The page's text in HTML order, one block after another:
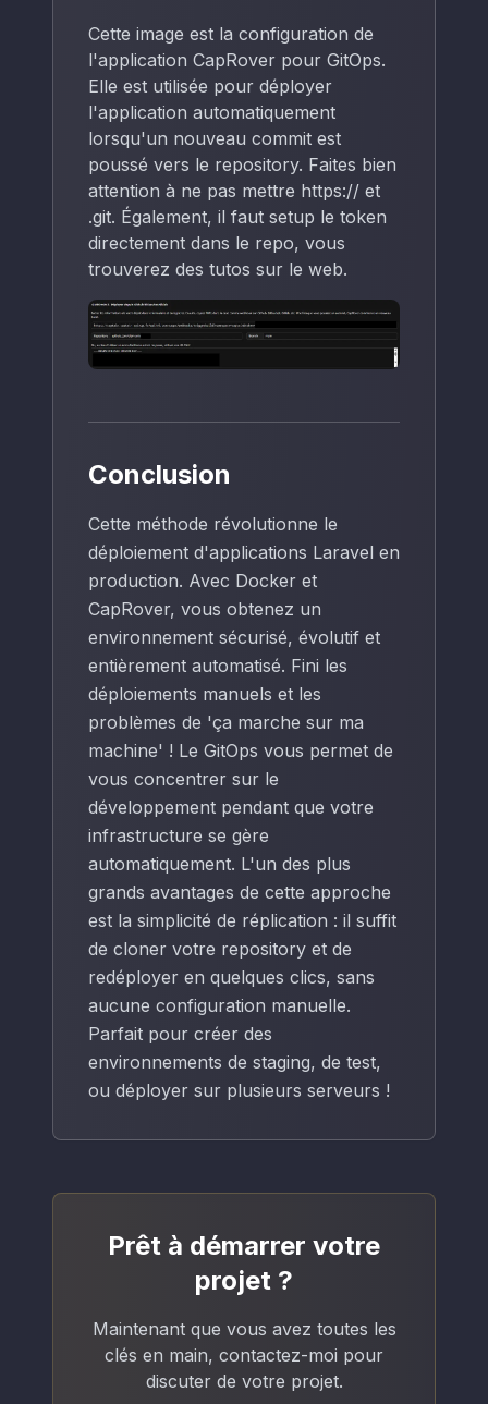
            proxy_set_header Host $host;
proxy_set_header X-Real-IP
proxy_set_header X-Forwarded-For
proxy_set_header X-Forwarded-Proto
    <%
    if (s.websocketSupport) {
    %>
proxy_set_header Upgrade
proxy_set_header Connection
            proxy_http_version 1.1;
    <%
    }
        }
        # Used by Lets Encrypt
location /.well-known/acme-challenge/
            root <%-s.staticWebRoot%>;
        }
error_page 502 /
root <%-
        }
Cette image est la configuration de
l'application CapRover pour GitOps.
Elle est utilisée pour déployer
l'application automatiquement
lorsqu'un nouveau commit est
poussé vers le repository. Faites bien
attention à ne pas mettre https:// et
.git. Également, il faut setup le token
directement dans le repo, vous
trouverez des tutos sur le web.
Conclusion
Cette méthode révolutionne le
déploiement d'applications Laravel en
production. Avec Docker et
CapRover, vous obtenez un
environnement sécurisé, évolutif et
entièrement automatisé. Fini les
déploiements manuels et les
problèmes de 'ça marche sur ma
machine' ! Le GitOps vous permet de
vous concentrer sur le
développement pendant que votre
infrastructure se gère
automatiquement. L'un des plus
grands avantages de cette approche
est la simplicité de réplication : il suffit
de cloner votre repository et de
redéployer en quelques clics, sans
aucune configuration manuelle.
Parfait pour créer des
environnements de staging, de test,
ou déployer sur plusieurs serveurs !
Prêt à démarrer votre
projet ?
Maintenant que vous avez toutes les
clés en main, contactez-moi pour
discuter de votre projet.